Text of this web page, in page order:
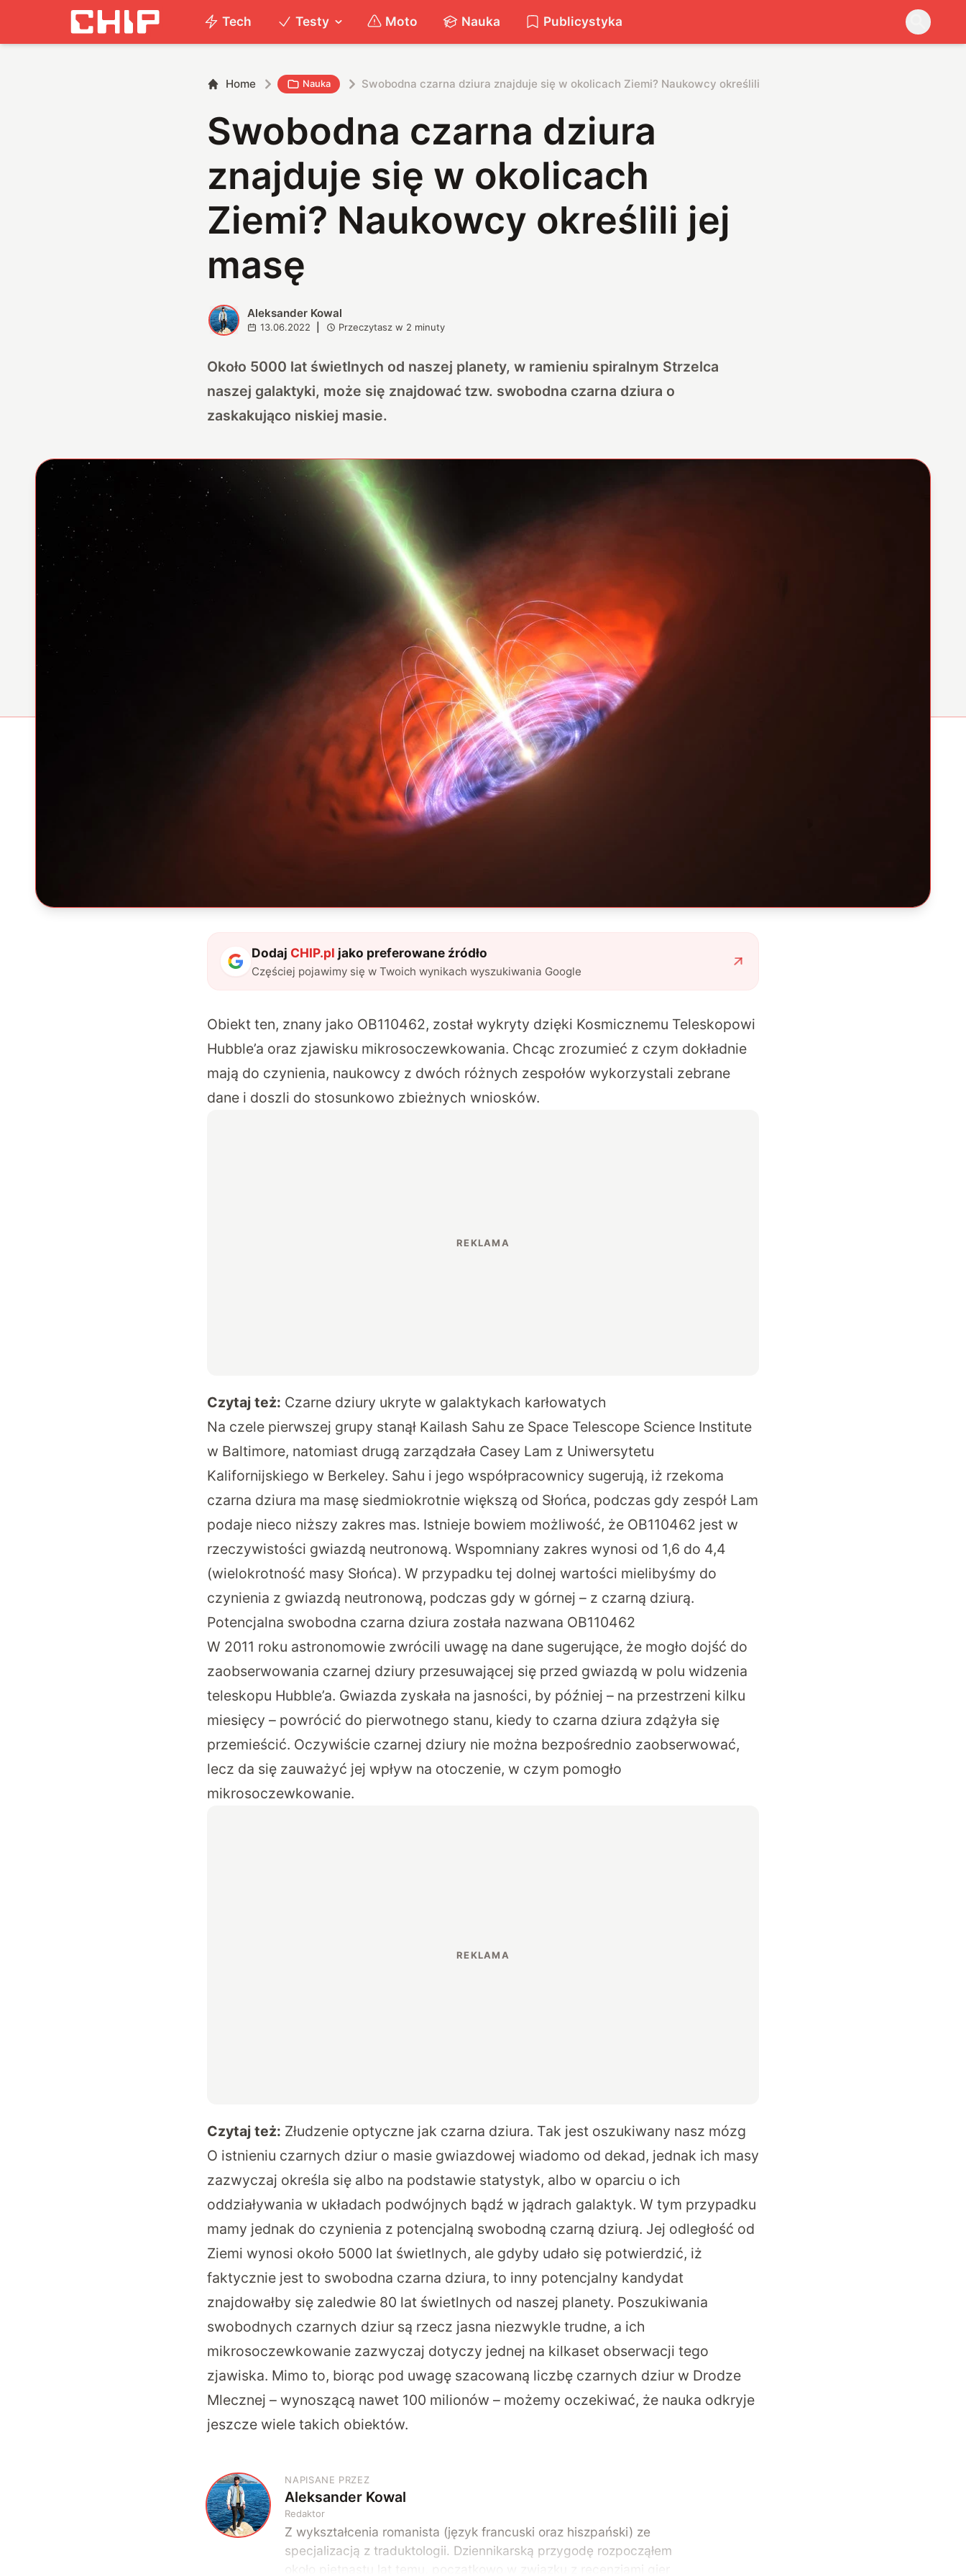
Tech Testy Moto Nauka Publicystyka
Home Nauka Swobodna czarna dziura znajduje się w okolicach Ziemi? Naukowcy określili jej masę
Swobodna czarna dziura
znajduje się w okolicach
Ziemi? Naukowcy określili jej
masę
A Aleksander Kowal
13.06.2022 Przeczytasz w 2 minuty
Około 5000 lat świetlnych od naszej planety, w ramieniu spiralnym Strzelca
naszej galaktyki, może się znajdować tzw. swobodna czarna dziura o
zaskakująco niskiej masie.
Dodaj CHIP.pl jako preferowane źródło
Częściej pojawimy się w Twoich wynikach wyszukiwania Google
Obiekt ten, znany jako OB110462, został wykryty dzięki Kosmicznemu Teleskopowi
Hubble’a oraz zjawisku mikrosoczewkowania. Chcąc zrozumieć z czym dokładnie
mają do czynienia, naukowcy z dwóch różnych zespołów wykorzystali zebrane
dane i doszli do stosunkowo zbieżnych wniosków.
Czytaj też: Czarne dziury ukryte w galaktykach karłowatych
Na czele pierwszej grupy stanął Kailash Sahu ze Space Telescope Science Institute
w Baltimore, natomiast drugą zarządzała Casey Lam z Uniwersytetu
Kalifornijskiego w Berkeley. Sahu i jego współpracownicy sugerują, iż rzekoma
czarna dziura ma masę siedmiokrotnie większą od Słońca, podczas gdy zespół Lam
podaje nieco niższy zakres mas. Istnieje bowiem możliwość, że OB110462 jest w
rzeczywistości gwiazdą neutronową. Wspomniany zakres wynosi od 1,6 do 4,4
(wielokrotność masy Słońca). W przypadku tej dolnej wartości mielibyśmy do
czynienia z gwiazdą neutronową, podczas gdy w górnej – z czarną dziurą.
Potencjalna swobodna czarna dziura została nazwana OB110462
W 2011 roku astronomowie zwrócili uwagę na dane sugerujące, że mogło dojść do
zaobserwowania czarnej dziury przesuwającej się przed gwiazdą w polu widzenia
teleskopu Hubble’a. Gwiazda zyskała na jasności, by później – na przestrzeni kilku
miesięcy – powrócić do pierwotnego stanu, kiedy to czarna dziura zdążyła się
przemieścić. Oczywiście czarnej dziury nie można bezpośrednio zaobserwować,
lecz da się zauważyć jej wpływ na otoczenie, w czym pomogło
mikrosoczewkowanie.
Czytaj też: Złudzenie optyczne jak czarna dziura. Tak jest oszukiwany nasz mózg
O istnieniu czarnych dziur o masie gwiazdowej wiadomo od dekad, jednak ich masy
zazwyczaj określa się albo na podstawie statystyk, albo w oparciu o ich
oddziaływania w układach podwójnych bądź w jądrach galaktyk. W tym przypadku
mamy jednak do czynienia z potencjalną swobodną czarną dziurą. Jej odległość od
Ziemi wynosi około 5000 lat świetlnych, ale gdyby udało się potwierdzić, iż
faktycznie jest to swobodna czarna dziura, to inny potencjalny kandydat
znajdowałby się zaledwie 80 lat świetlnych od naszej planety. Poszukiwania
swobodnych czarnych dziur są rzecz jasna niezwykle trudne, a ich
mikrosoczewkowanie zazwyczaj dotyczy jednej na kilkaset obserwacji tego
zjawiska. Mimo to, biorąc pod uwagę szacowaną liczbę czarnych dziur w Drodze
Mlecznej – wynoszącą nawet 100 milionów – możemy oczekiwać, że nauka odkryje
jeszcze wiele takich obiektów.
A
NAPISANE PRZEZ
Aleksander Kowal
Redaktor
Z wykształcenia romanista (język francuski oraz hiszpański) ze
specjalizacją z traduktologii. Dziennikarską przygodę rozpocząłem
około piętnastu lat temu, początkowo w związku z recenzjami gier